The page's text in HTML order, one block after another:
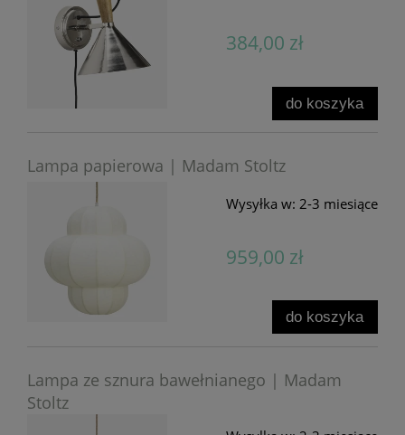
384,00 zł
do koszyka
Lampa papierowa | Madam Stoltz
Wysyłka w: 2-3 miesiące
959,00 zł
do koszyka
Lampa ze sznura bawełnianego | Madam
Stoltz